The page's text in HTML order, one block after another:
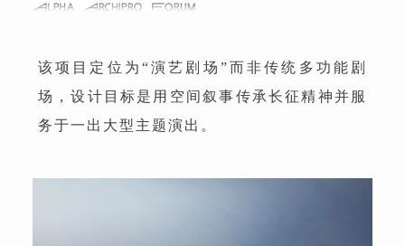
该项目定位为“演艺剧场”而非传统多功能剧
场，设计目标是用空间叙事传承长征精神并服
务于一出大型主题演出。